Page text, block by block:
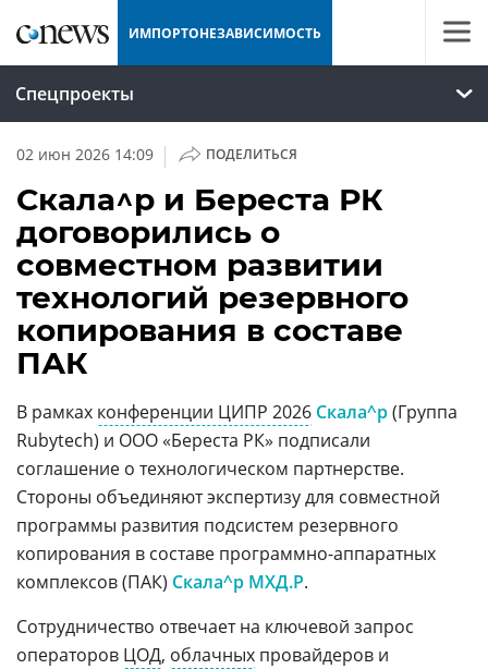
ИМПОРТОНЕЗАВИСИМОСТЬ
Спецпроекты
02 июн 2026 14:09 | ПОДЕЛИТЬСЯ
Скала^р и Береста РК
договорились о
совместном развитии
технологий резервного
копирования в составе
ПАК
В рамках конференции ЦИПР 2026 Скала^р(Группа
Rubytech) и ООО «Береста РК» подписали
соглашение о технологическом партнерстве.
Стороны объединяют экспертизу для совместной
программы развития подсистем резервного
копирования в составе программно-аппаратных
комплексов (ПАК) Скала^р МХД.Р.
Сотрудничество отвечает на ключевой запрос
операторов ЦОД, облачных провайдеров и